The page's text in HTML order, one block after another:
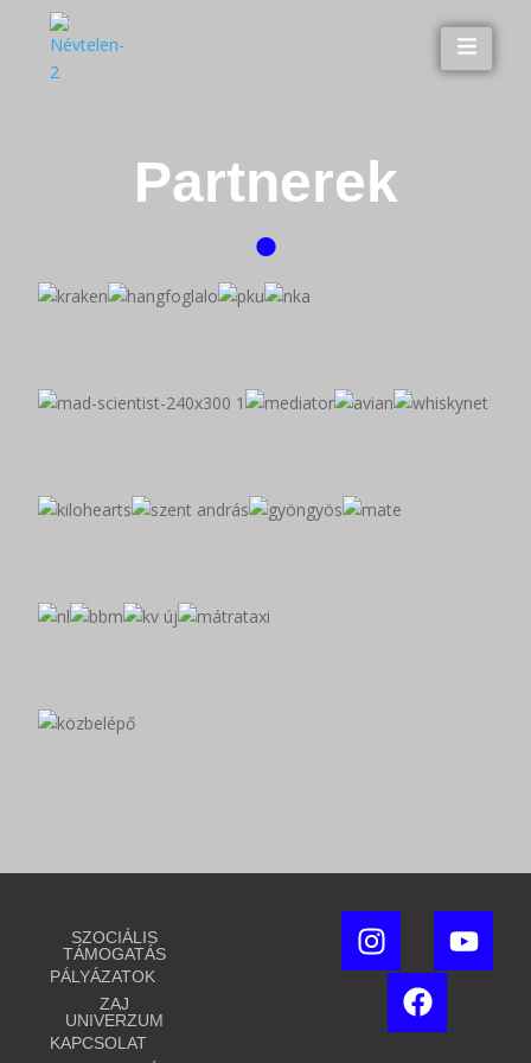
Partnerek
•
SZOCIÁLIS
TÁMOGATÁS
PÁLYÁZATOK
ZAJ
UNIVERZUM
KAPCSOLAT